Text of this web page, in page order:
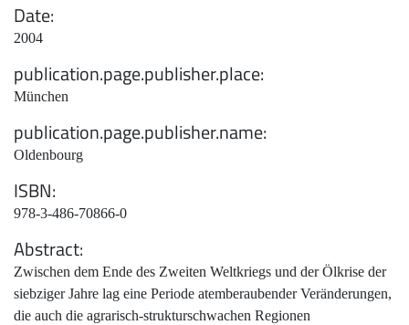
Date
2004
publication.page.publisher.place
München
publication.page.publisher.name
Oldenbourg
ISBN
978-3-486-70866-0
Abstract
Zwischen dem Ende des Zweiten Weltkriegs und der Ölkrise der
siebziger Jahre lag eine Periode atemberaubender Veränderungen,
die auch die agrarisch-strukturschwachen Regionen